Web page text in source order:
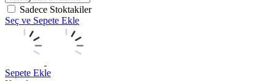
Sadece Stoktakiler
Seç ve Sepete Ekle
Sepete Ekle